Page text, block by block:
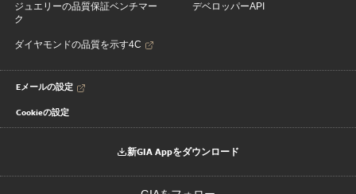
ジュエリーの品質保証ベンチマー
ク
ダイヤモンドの品質を示す4C
デベロッパーAPI
Eメールの設定
Cookieの設定
新GIA Appをダウンロード